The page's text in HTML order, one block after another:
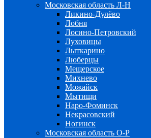
Московская область Л-Н
Ликино-Дулёво
Лобня
Лосино-Петровский
Луховицы
Лыткарино
Люберцы
Мещерское
Михнево
Можайск
Мытищи
Наро-Фоминск
Некрасовский
Ногинск
Московская область О-Р